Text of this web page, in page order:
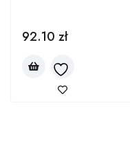
92.10 zł